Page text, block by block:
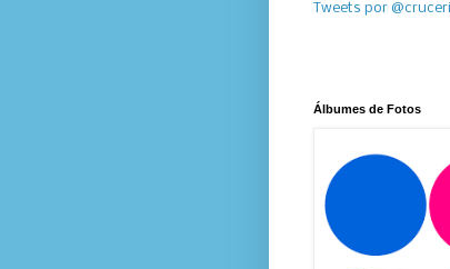
Tweets por
Álbumes de Fotos